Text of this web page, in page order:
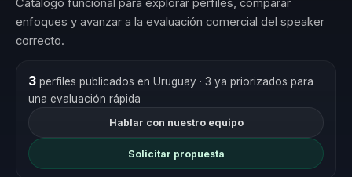
Catálogo funcional para explorar perfiles, comparar
enfoques y avanzar a la evaluación comercial del speaker
correcto.
3perfiles publicados en Uruguay · 3 ya priorizados para
una evaluación rápida
Hablar con nuestro equipo
Solicitar propuesta